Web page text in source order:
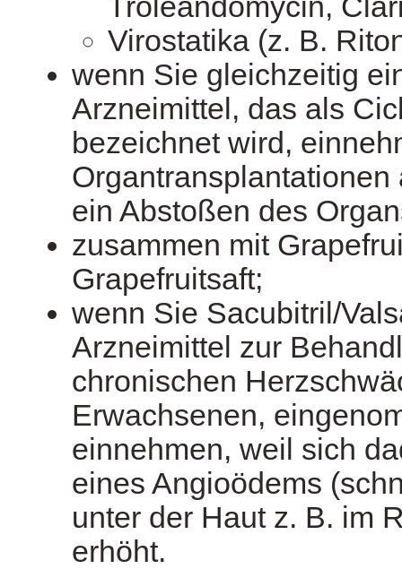
Virostatika (z. B.
wenn Sie gleichzeitig
Arzneimittel, das als
bezeichnet wird,
ein Abstoßen des
zusammen mit
Grapefruitsaft;
wenn Sie Sacubitril/
Arzneimittel zur
chronischen
Erwachsenen,
einnehmen, weil sich
eines Angioödems
unter der Haut z. B. im
erhöht.